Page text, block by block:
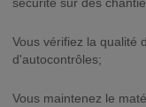
Vous vérifiez la qualité
d'autocontrôles;
Vous maintenez le